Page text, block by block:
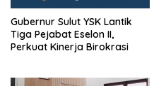
Gubernur Sulut YSK Lantik
Tiga Pejabat Eselon II,
Perkuat Kinerja Birokrasi